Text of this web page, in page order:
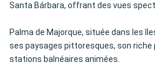
Santa Bárbara, offrant des vues
Palma de Majorque, située dans les
ses paysages pittoresques, son
stations balnéaires animées.